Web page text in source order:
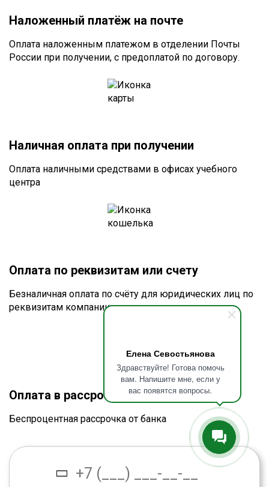
Елена Севостьянова
Здравствуйте! Готова помочь
вам. Напишите мне, если у
вас появятся вопросы.
Наложенный платёж на почте
Оплата наложенным платежом в отделении Почты
России при получении, с предоплатой по договору.
Наличная оплата при получении
Оплата наличными средствами в офисах учебного
центра
Оплата по реквизитам или счету
Безналичная оплата по счёту для юридических лиц по
реквизитам компании
Оплата в рассрочку без процентов
Беспроцентная рассрочка от банка